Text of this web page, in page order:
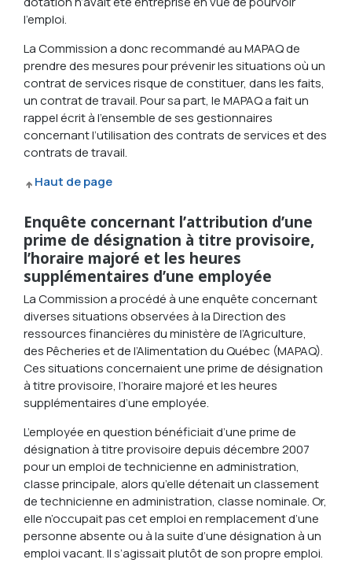
l’emploi.
La Commission a donc recommandé au MAPAQ de
prendre des mesures pour prévenir les situations où un
contrat de services risque de constituer, dans les faits,
un contrat de travail. Pour sa part, le MAPAQ a fait un
rappel écrit à l’ensemble de ses gestionnaires
concernant l’utilisation des contrats de services et des
contrats de travail.
Haut de page
Enquête concernant l’attribution d’une
prime de désignation à titre provisoire,
l’horaire majoré et les heures
supplémentaires d’une employée
La Commission a procédé à une enquête concernant
diverses situations observées à la Direction des
ressources financières du ministère de l’Agriculture,
des Pêcheries et de l’Alimentation du Québec (MAPAQ).
Ces situations concernaient une prime de désignation
à titre provisoire, l’horaire majoré et les heures
supplémentaires d’une employée.
L’employée en question bénéficiait d’une prime de
désignation à titre provisoire depuis décembre 2007
pour un emploi de technicienne en administration,
classe principale, alors qu’elle détenait un classement
de technicienne en administration, classe nominale. Or,
elle n’occupait pas cet emploi en remplacement d’une
personne absente ou à la suite d’une désignation à un
emploi vacant. Il s’agissait plutôt de son propre emploi.